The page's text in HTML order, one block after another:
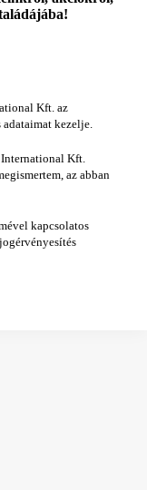
Kft. az
kezelje.
Kft.
az abban
kapcsolatos